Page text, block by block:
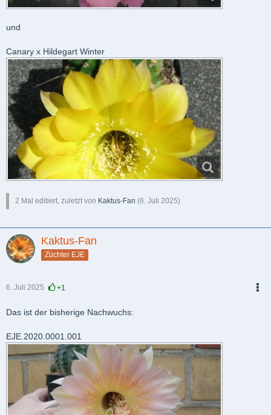
und
Canary x Hildegart Winter
2 Mal editiert, zuletzt von Kaktus-Fan (6. Juli 2025)
Kaktus-Fan
Züchter EJE
6. Juli 2025 +1
Das ist der bisherige Nachwuchs:
EJE.2020.0001.001